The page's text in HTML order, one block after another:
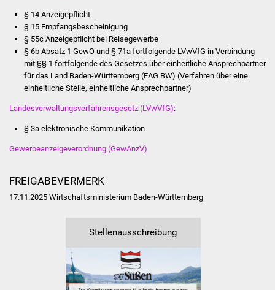
Bürgerbus (MOBS)
Abfall und Entsorgung
Kultur & Freizeit
Veranstaltungen
Hallenbad
Stadtbücherei
§ 14 Anzeigepflicht
§ 15 Empfangsbescheinigung
§ 55c Anzeigepflicht bei Reisegewerbe
§ 6b Absatz 1 GewO und § 71a fortfolgende LVwVfG in Verbindung
mit §§ 1 fortfolgende des Gesetzes über einheitliche Ansprechpartner
für das Land Baden-Württemberg (EAG BW) (Verfahren über eine
einheitliche Stelle, einheitliche Ansprechpartner)
Landesverwaltungsverfahrensgesetz (LVwVfG):
§ 3a elektronische Kommunikation
Gewerbeanzeigeverordnung (GewAnzV)
FREIGABEVERMERK
17.11.2025 Wirtschaftsministerium Baden-Württemberg
Stellenausschreibung